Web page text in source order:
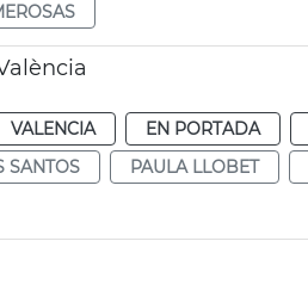
VALENCIA EN PORTADA
SANTOS PAULA LLOBET